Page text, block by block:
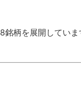
8銘柄を展開していま